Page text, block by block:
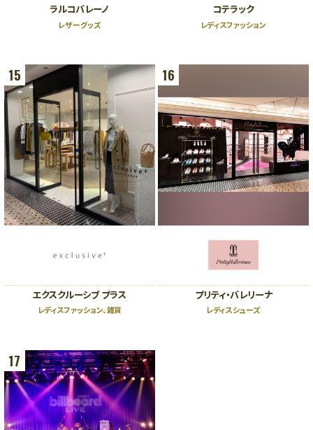
ラルコバレーノ
レザーグッズ
コテラック
レディスファッション
15
エクスクルーシブ プラス
レディスファッション、雑貨
16
プリティ・バレリーナ
レディスシューズ
17